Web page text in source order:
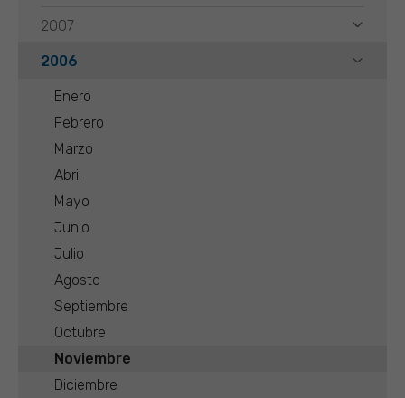
2007
2006
Enero
Febrero
Marzo
Abril
Mayo
Junio
Julio
Agosto
Septiembre
Octubre
Noviembre
Diciembre